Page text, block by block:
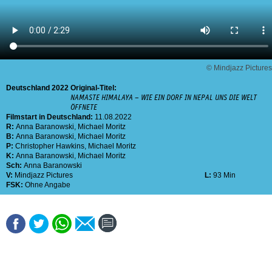
© Mindjazz Pictures
Deutschland 2022 Original-Titel:
NAMASTE HIMALAYA – WIE EIN DORF IN NEPAL UNS DIE WELT
ÖFFNETE
Filmstart in Deutschland: 11.08.2022
R: Anna Baranowski, Michael Moritz
B: Anna Baranowski, Michael Moritz
P: Christopher Hawkins, Michael Moritz
K: Anna Baranowski, Michael Moritz
Sch: Anna Baranowski
V: Mindjazz Pictures L: 93 Min
FSK: Ohne Angabe